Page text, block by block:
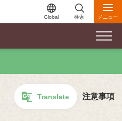
Global 検索 メニュー
Translate 注意事項